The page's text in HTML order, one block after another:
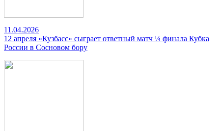
11.04.2026
12 апреля «Кузбасс» сыграет ответный матч ¼ финала Кубка
России в Сосновом бору